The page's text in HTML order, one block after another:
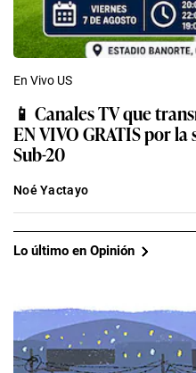
En Vivo US
📱 Canales TV que
EN VIVO GRATIS por
Sub-20
Noé Yactayo
Lo último en Opinión